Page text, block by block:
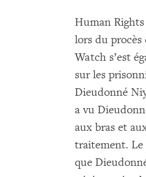
Human
lors du procès
Watch s’est
sur les
Dieudonné
a vu
aux bras et
traitement.
que